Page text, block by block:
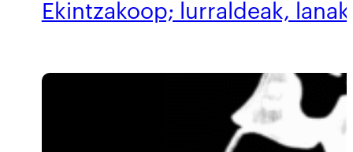
Ekintzakoop; lurraldeak,